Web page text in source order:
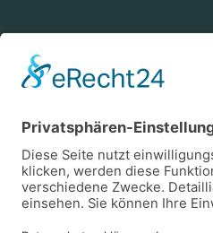
Zahlungsarten
Vorkasse Rechnung